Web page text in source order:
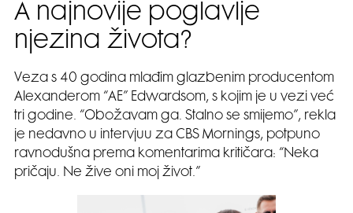
A najnovije poglavlje
njezina života?
Veza s 40 godina mlađim glazbenim producentom
Alexanderom “AE” Edwardsom, s kojim je u vezi već
tri godine. “Obožavam ga. Stalno se smijemo”, rekla
je nedavno u intervjuu za CBS Mornings, potpuno
ravnodušna prema komentarima kritičara: “Neka
pričaju. Ne žive oni moj život.”